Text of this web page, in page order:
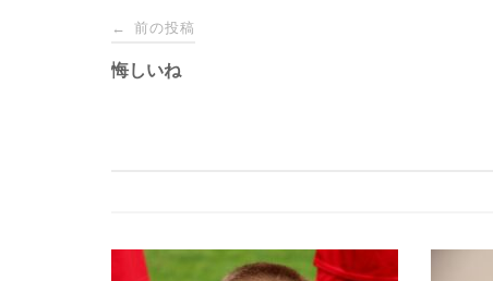
投
稿
ゲ
← 前の投稿
悔しいね